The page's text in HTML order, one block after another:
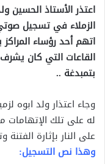
اعتذر الأستاذ الحسين
الزملاء في تسجيل
اتهم أحد رؤساء
القاعات التي كان
بتمبدغة ..
وجاء اعتذار ولد ابوه
له على تلك الإتهامات
على النار بإثارة الفتنة
وهذا نص التسجيل: